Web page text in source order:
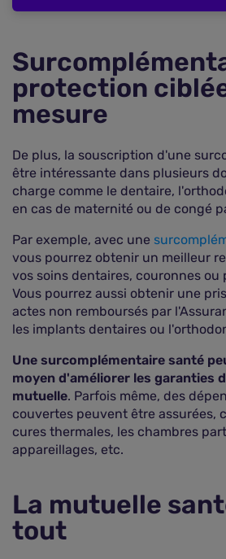
protection
mesure
De plus, la souscription d'une
être intéressante dans plusieurs
charge comme le dentaire,
en cas de maternité ou de congé
Par exemple, avec une
vous pourrez obtenir un meilleur
vos soins dentaires, couronnes ou
Vous pourrez aussi obtenir une
actes non remboursés par
les implants dentaires ou
Une surcomplémentaire santé
moyen d'améliorer les garanties
mutuelle. Parfois même, des
couvertes peuvent être assurées,
cures thermales, les chambres
appareillages, etc.
La mutuelle
tout